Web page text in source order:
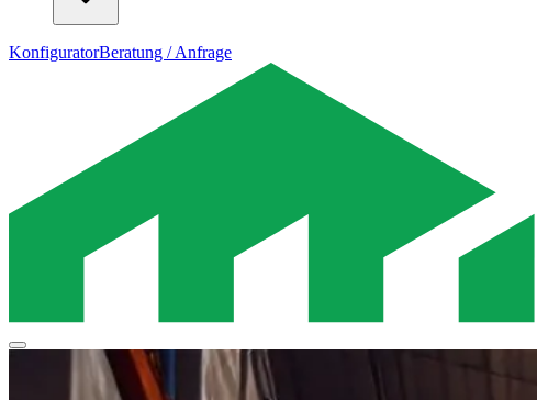
KonfiguratorBeratung / Anfrage